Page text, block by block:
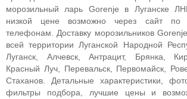
морозильный ларь Gorenje в Луганске
низкой цене возможно через сайт по
телефонам. Доставку морозильников
всей территории Луганской Народной
Луганск, Алчевск, Антрацит, Брянка,
Красный Луч, Перевальск, Первомайск,
Стаханов. Детальные характеристики,
фильтры подбора, лучшие цены и